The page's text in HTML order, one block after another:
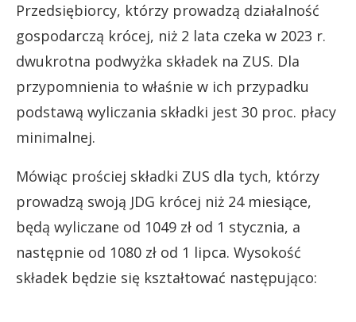
Przedsiębiorcy, którzy prowadzą działalność
gospodarczą krócej, niż 2 lata czeka w 2023 r.
dwukrotna podwyżka składek na ZUS. Dla
przypomnienia to właśnie w ich przypadku
podstawą wyliczania składki jest 30 proc. płacy
minimalnej.
Mówiąc prościej składki ZUS dla tych, którzy
prowadzą swoją JDG krócej niż 24 miesiące,
będą wyliczane od 1049 zł od 1 stycznia, a
następnie od 1080 zł od 1 lipca. Wysokość
składek będzie się kształtować następująco: